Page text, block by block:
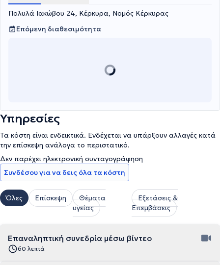
Πολυλά Ιακώβου 24, Κέρκυρα, Νομός Κέρκυρας
Επόμενη διαθεσιμότητα
Υπηρεσίες
Τα κόστη είναι ενδεικτικά. Ενδέχεται να υπάρξουν αλλαγές κατά
την επίσκεψη ανάλογα το περιστατικό.
Δεν παρέχει ηλεκτρονική συνταγογράφηση
Συνδέσου για να δεις όλα τα κόστη
Όλες Επίσκεψη
Θέματα
υγείας
Εξετάσεις &
Επεμβάσεις
Επαναληπτική συνεδρία μέσω βίντεο
60 λεπτά